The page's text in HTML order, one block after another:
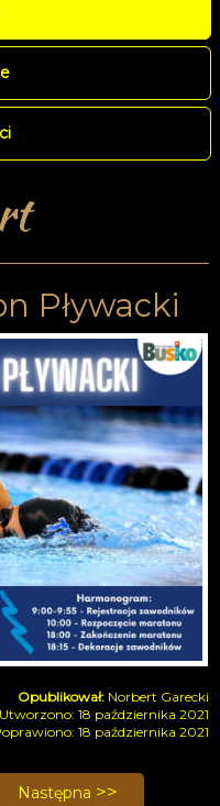
Pływacki
Norbert Garecki
Utworzono: 18 października 2021
18 października 2021
Świętokrzyska Liga
Następna strona: 25
Następna